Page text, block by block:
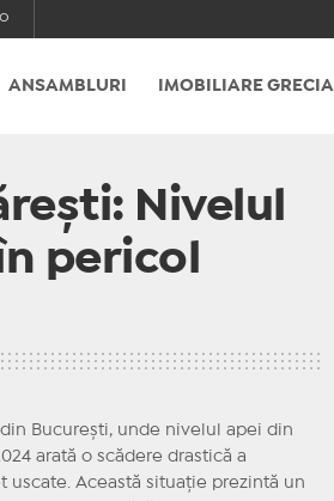
ANSAMBLURI IMOBILIARE GRECIA
Nivelul
pericol
București, unde nivelul apei din
arată o scădere drastică a
Această situație prezintă un